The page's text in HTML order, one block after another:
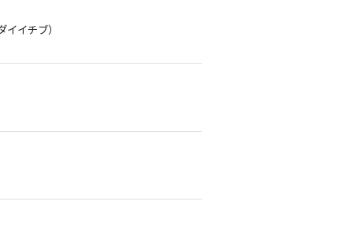
イチブ）